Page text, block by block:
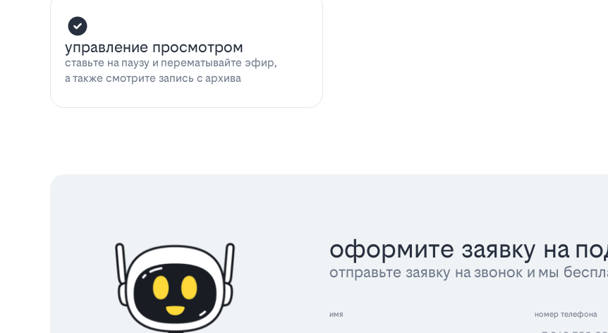
управление просмотром
ставьте на паузу и перематывайте эфир,
а также смотрите запись с архива
оформите заявку на
отправьте заявку на звонок и мы
имя номер телефона